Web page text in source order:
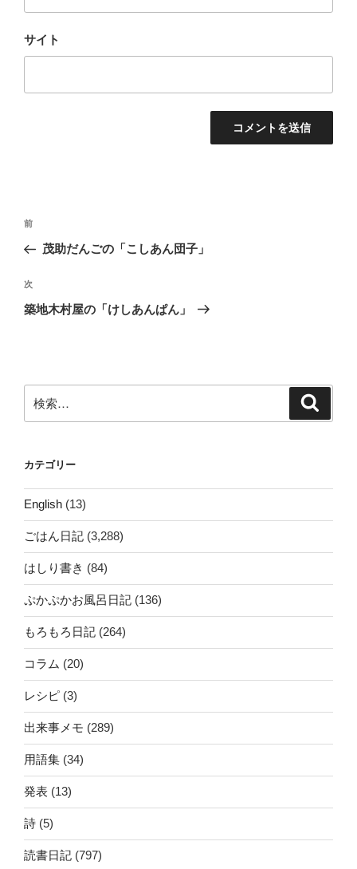
サイト
投
ナ
ビ
ゲ
ン
前
の
稿
前
茂助だんごの「こしあん団子」
次
の
次
築地木村屋の「けしあんぱん」
索:
カテゴリー
English (13)
ごはん日記 (3,288)
はしり書き (84)
ぷかぷかお風呂日記 (136)
もろもろ日記 (264)
コラム (20)
レシピ (3)
出来事メモ (289)
用語集 (34)
発表 (13)
詩 (5)
読書日記 (797)